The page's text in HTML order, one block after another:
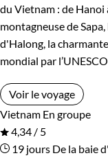
du Vietnam : de Hanoi
montagneuse de
d'Halong, la
mondial par
Voir le voyage
Vietnam En groupe
4,34 / 5
19 jours De la baie